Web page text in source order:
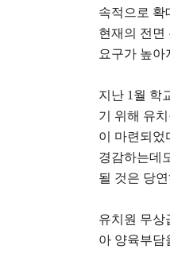
속적으로 확
현재의 전면
요구가 높아
지난 1 월 학
기 위해 유
이 마련되었
경감하는데
될 것은 당
유치원 무상
아 양육부담